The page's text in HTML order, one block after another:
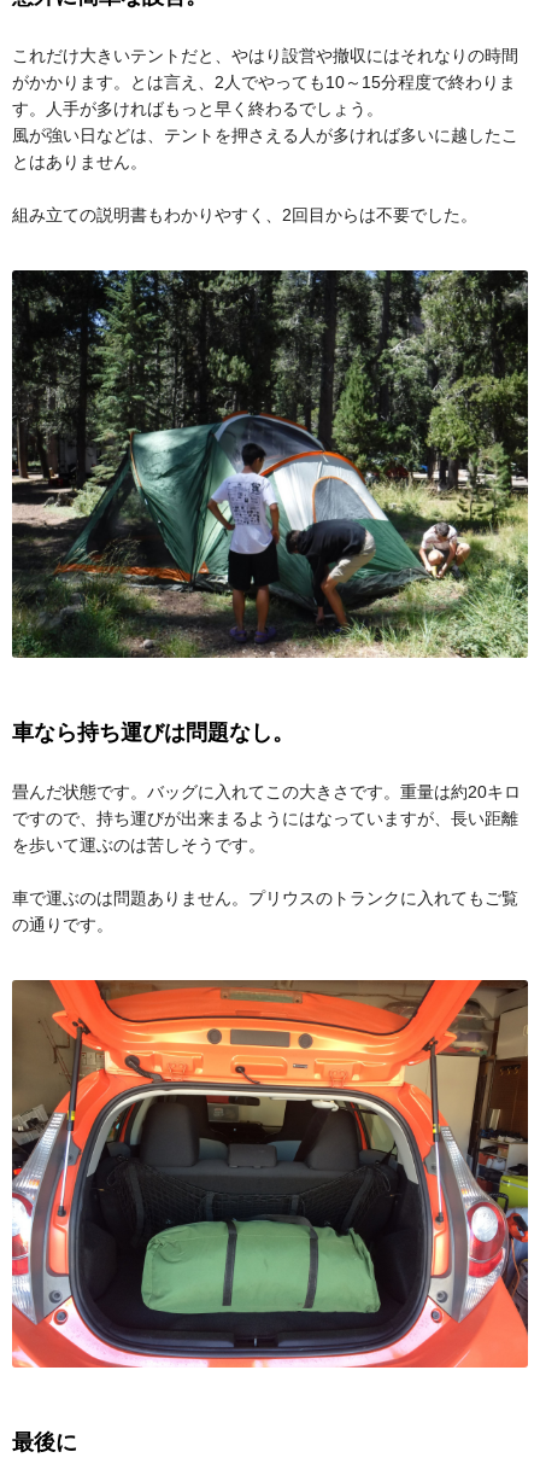
これだけ大きいテントだと、やはり設営や撤収にはそれなりの時間
がかかります。とは言え、2人でやっても10～15分程度で終わりま
す。人手が多ければもっと早く終わるでしょう。
風が強い日などは、テントを押さえる人が多ければ多いに越したこ
とはありません。
組み立ての説明書もわかりやすく、2回目からは不要でした。
車なら持ち運びは問題なし。
畳んだ状態です。バッグに入れてこの大きさです。重量は約20キロ
ですので、持ち運びが出来まるようにはなっていますが、長い距離
を歩いて運ぶのは苦しそうです。
車で運ぶのは問題ありません。プリウスのトランクに入れてもご覧
の通りです。
最後に